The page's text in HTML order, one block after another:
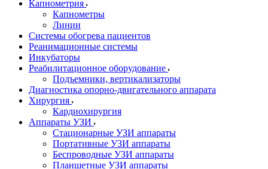
Капнометрия
Капнометры
Линии
Системы обогрева пациентов
Реанимационные системы
Инкубаторы
Реабилитационное оборудование
Подъемники, вертикализаторы
Диагностика опорно-двигательного аппарата
Хирургия
Кардиохирургия
Аппараты УЗИ
Стационарные УЗИ аппараты
Портативные УЗИ аппараты
Беспроводные УЗИ аппараты
Планшетные УЗИ аппараты